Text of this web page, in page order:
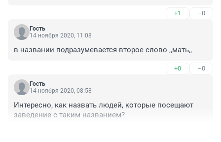
+1 –0
Гость
14 ноября 2020, 11:08
в названии подразумевается второе слово ,,мать,,
+0 –0
Гость
14 ноября 2020, 08:58
Интересно, как назвать людей, которые посещают
заведение с таким названием?